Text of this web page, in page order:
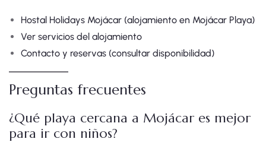
Hostal Holidays Mojácar (alojamiento en Mojácar Playa)
Ver servicios del alojamiento
Contacto y reservas (consultar disponibilidad)
Preguntas frecuentes
¿Qué playa cercana a Mojácar es mejor
para ir con niños?